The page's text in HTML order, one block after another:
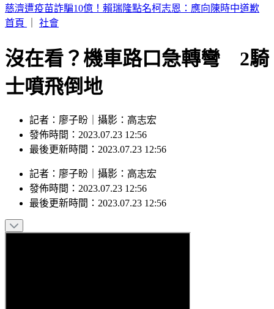
海基會預算遭砍恐成「使用者付費」 羅文嘉：難道叫民眾去
找藍委？
沒在看？機車路口急轉彎 2騎
士噴飛倒地
記者：廖子盼｜攝影：高志宏
發佈時間：2023.07.23 12:56
記者：廖子盼｜攝影：高志宏
發佈時間：2023.07.23 12:56